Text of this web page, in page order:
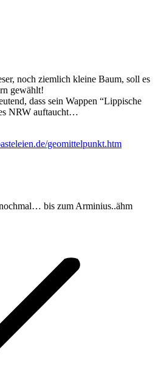
noch ziemlich kleine Baum, soll es
gewählt!
dass sein Wappen “Lippische
NRW auftaucht…
geomittelpunkt.htm
bis zum Arminius..ähm